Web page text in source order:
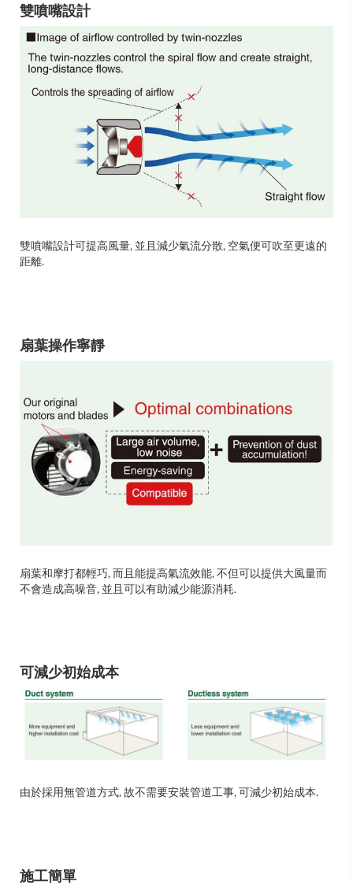
雙噴嘴設計
雙噴嘴設計可提高風量, 並且減少氣流分散, 空氣便可吹至更遠的
距離.
扇葉操作寧靜
扇葉和摩打都輕巧, 而且能提高氣流效能, 不但可以提供大風量而
不會造成高噪音, 並且可以有助減少能源消耗.
可減少初始成本
由於採用無管道方式, 故不需要安裝管道工事, 可減少初始成本.
施工簡單